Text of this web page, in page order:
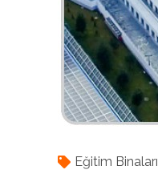
Eğitim Binaları